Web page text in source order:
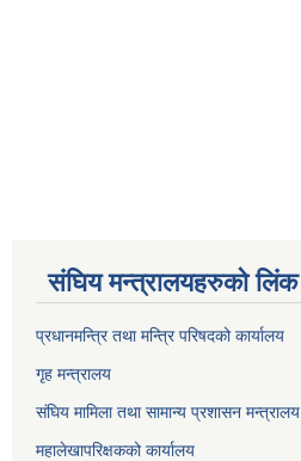
संघिय मन्त्र‍ालयहरुको लिंक
प्रधानमन्त्रि तथा मन्त्रि परिषदको कार्यालय
गृह मन्त्रालय
संघिय मामिला तथा सामान्य प्रशासन मन्त्रालय
महालेखापरिक्षकको कार्यालय